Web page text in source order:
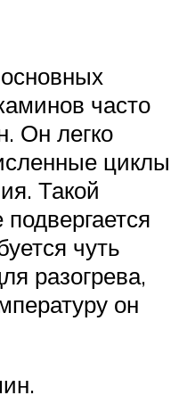
часто
Он легко
циклы
Такой
чуть
разогрева,
он